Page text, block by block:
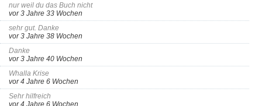
nur weil du das Buch nicht
vor 3 Jahre 33 Wochen
sehr gut. Danke
vor 3 Jahre 38 Wochen
Danke
vor 3 Jahre 40 Wochen
Whalla Krise
vor 4 Jahre 6 Wochen
Sehr hilfreich
vor 4 Jahre 6 Wochen